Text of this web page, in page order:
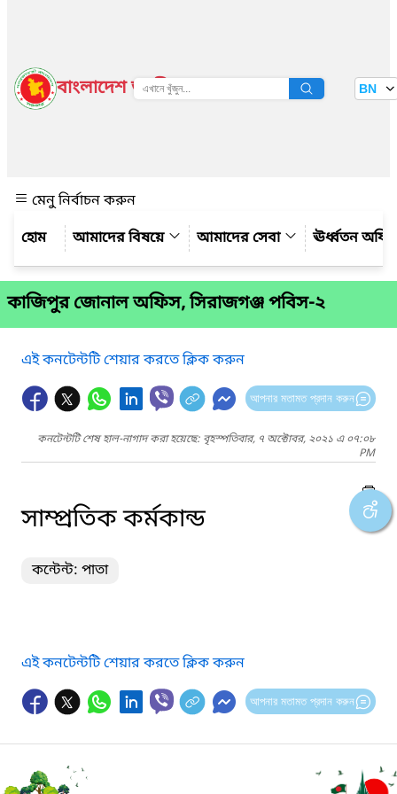
বাংলাদেশ জাতীয় তথ্য বাতায়ন BN
মেনু নির্বাচন করুন
আমাদের বিষয়ে
আমাদের সেবা ঊর্ধ্বতন
কাজিপুর জোনাল অফিস, সিরাজগঞ্জ পবিস-২
এই কনটেন্টটি শেয়ার করতে ক্লিক করুন
আপনার মতামত প্রদান করুন
কনটেন্টটি শেষ হাল-নাগাদ করা হয়েছে: বৃহস্পতিবার, ৭ অক্টোবর, ২০২১ এ ০৭:০৮
PM
সাম্প্রতিক কর্মকান্ড
কন্টেন্ট: পাতা
এই কনটেন্টটি শেয়ার করতে ক্লিক করুন
আপনার মতামত প্রদান করুন